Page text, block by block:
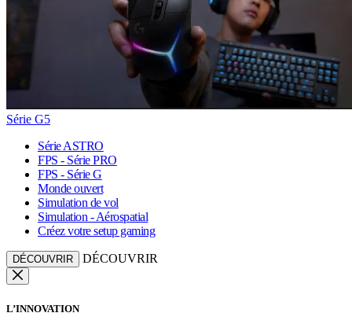
Série G5
Série ASTRO
FPS - Série PRO
FPS - Série G
Monde ouvert
Simulation de vol
Simulation - Aérospatial
Créez votre setup gaming
DÉCOUVRIR DÉCOUVRIR
L’INNOVATION